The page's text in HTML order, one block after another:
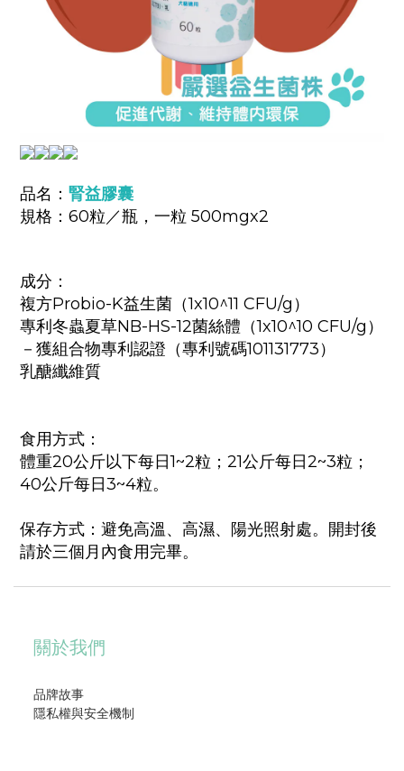
品名： 腎益膠囊
規格： 60粒／瓶，一粒 500mgx2
成分：
複方Probio-K益生菌（1x10^11 CFU/g）
專利冬蟲夏草NB-HS-12菌絲體（1x10^10 CFU/g）
－獲組合物專利認證（專利號碼101131773）
乳醣纖維質
食用方式：
體重20公斤以下每日1~2粒；21公斤每日2~3粒；
40公斤每日3~4粒。
保存方式：避免高溫、高濕、陽光照射處。開封後
請於三個月內食用完畢。
關於我們
品牌故事
隱私權與安全機制